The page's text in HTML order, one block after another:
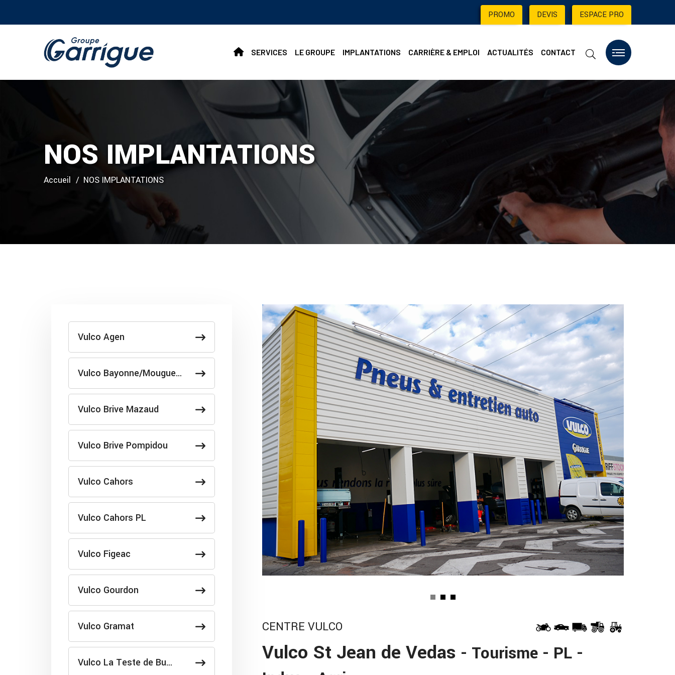
PROMO | DEVIS | ESPACE PRO
SERVICES LE GROUPE IMPLANTATIONS CARRIÈRE & EMPLOI ACTUALITÉS CONTACT
NOS IMPLANTATIONS
Accueil NOS IMPLANTATIONS
CENTRE VULCO
Vulco St Jean de Vedas - Tourisme - PL -
Vulco Agen
Vulco Bayonne/Mougue…
Vulco Brive Mazaud
Vulco Brive Pompidou
Vulco Cahors
Vulco Cahors PL
Vulco Figeac
Vulco Gourdon
Vulco Gramat
Vulco La Teste de Bu…